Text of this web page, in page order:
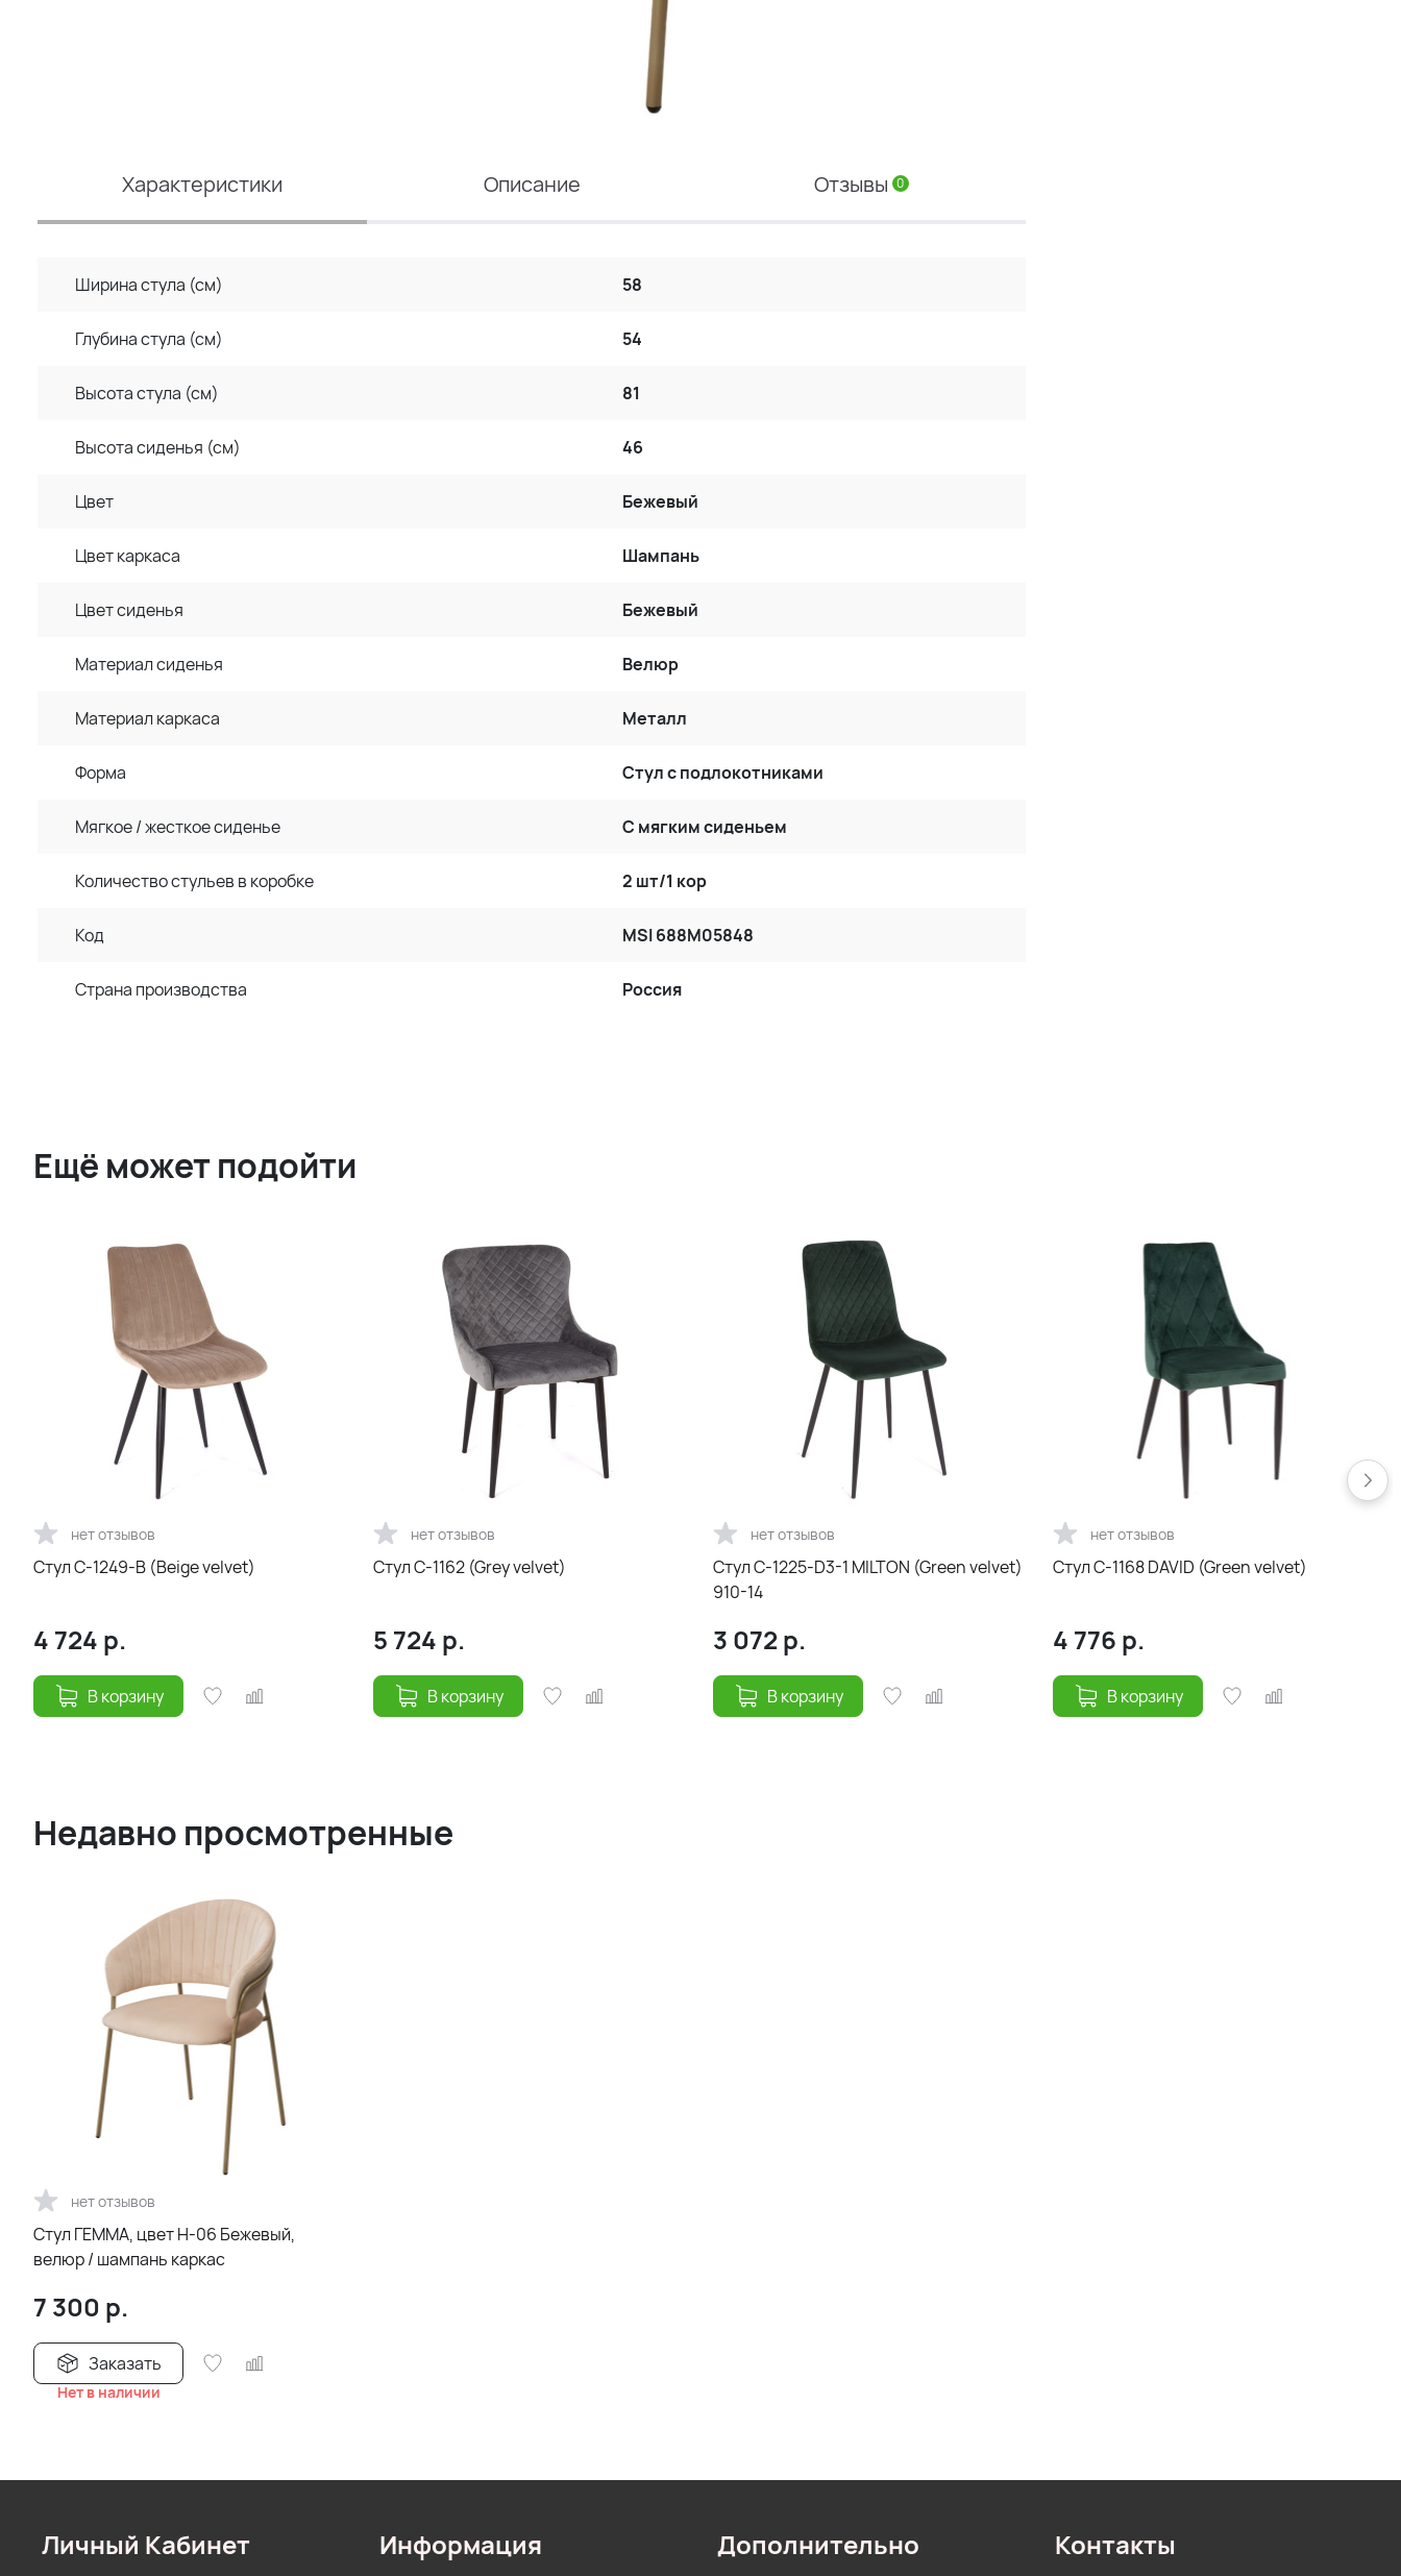
Характеристики Описание Отзывы 0
Ширина стула (см) 58
Глубина стула (см) 54
Высота стула (см) 81
Высота сиденья (см) 46
Цвет Бежевый
Цвет каркаса Шампань
Цвет сиденья Бежевый
Материал сиденья Велюр
Материал каркаса Металл
Форма Стул с подлокотниками
Мягкое / жесткое сиденье С мягким сиденьем
Количество стульев в коробке 2 шт/1 кор
Код MSI 688M05848
Страна производства Россия
Ещё может подойти
нет отзывов
Стул С-1249-B (Beige velvet)
4 724 р.
В корзину
нет отзывов
Стул С-1162 (Grey velvet)
5 724 р.
В корзину
нет отзывов
Стул С-1225-D3-1 MILTON (Green velvet)
910-14
3 072 р.
В корзину
нет отзывов
Стул С-1168 DAVID (Green velvet)
4 776 р.
В корзину
Недавно просмотренные
нет отзывов
Стул ГЕММА, цвет H-06 Бежевый,
велюр / шампань каркас
7 300 р.
Заказать
Нет в наличии
Личный Кабинет Информация Дополнительно Контакты